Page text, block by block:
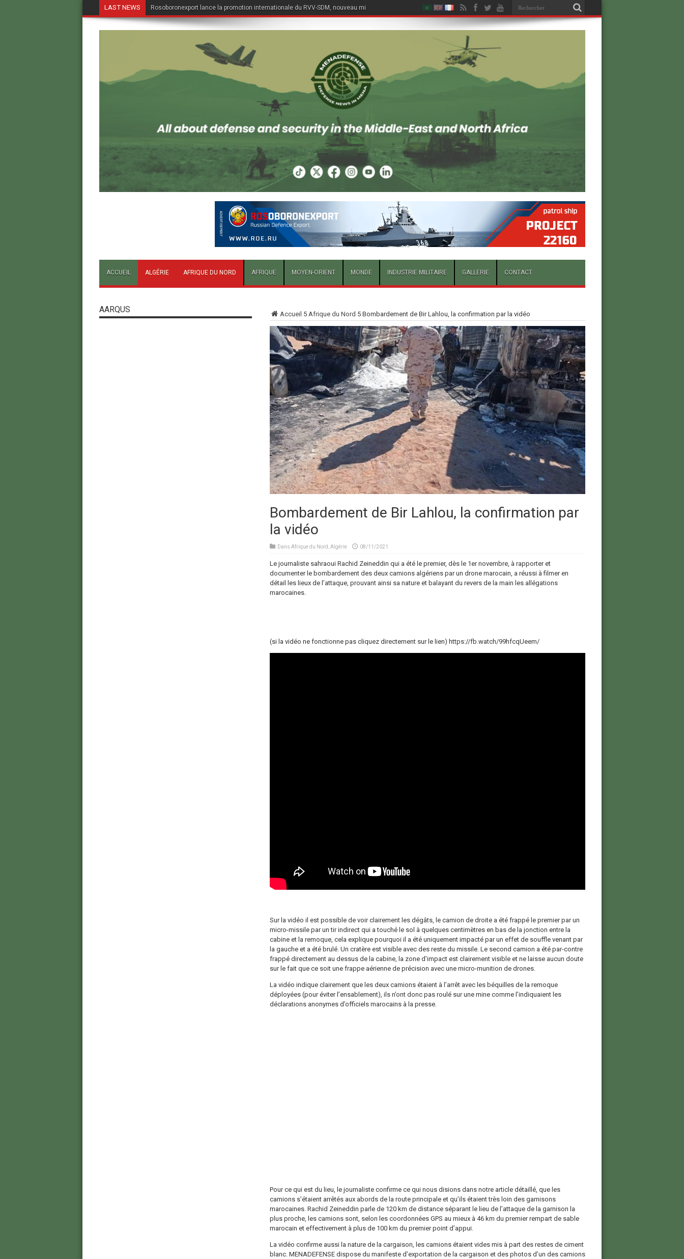
LAST NEWS Rosoboronexport lance la promotion internationale du RVV-SDM, nouveau missile air-air du Su-57E
ACCUEIL ALGÉRIE AFRIQUE DU NORD AFRIQUE MOYEN-ORIENT MONDE INDUSTRIE MILITAIRE GALLERIE CONTACT
Accueil 5 Afrique du Nord 5 Bombardement de Bir Lahlou, la confirmation par la vidéo
Bombardement de Bir Lahlou, la confirmation par
la vidéo
Dans Afrique du Nord Algérie 08/11/2021
Le journaliste sahraoui Rachid Zeineddin qui a été le premier, dès le 1er novembre, à rapporter et
documenter le bombardement des deux camions algériens par un drone marocain, a réussi à filmer en
détail les lieux de l’attaque, prouvant ainsi sa nature et balayant du revers de la main les allégations
marocaines.
(si la vidéo ne fonctionne pas cliquez directement sur le lien) https://fb.watch/99hfcqUeem/
Sur la vidéo il est possible de voir clairement les dégâts, le camion de droite a été frappé le premier par un
micro-missile par un tir indirect qui a touché le sol à quelques centimètres en bas de la jonction entre la
cabine et la remoque, cela explique pourquoi il a été uniquement impacté par un effet de souffle venant par
la gauche et a été brulé. Un cratère est visible avec des reste du missile. Le second camion a été par-contre
frappé directement au dessus de la cabine, la zone d’impact est clairement visible et ne laisse aucun doute
sur le fait que ce soit une frappe aérienne de précision avec une micro-munition de drones.
La vidéo indique clairement que les deux camions étaient à l’arrêt avec les béquilles de la remoque
déployées (pour éviter l’ensablement), ils n’ont donc pas roulé sur une mine comme l’indiquaient les
déclarations anonymes d’officiels marocains à la presse.
Pour ce qui est du lieu, le journaliste confirme ce qui nous disions dans notre article détaillé, que les
camions s’étaient arrêtés aux abords de la route principale et qu’ils étaient très loin des garnisons
marocaines. Rachid Zeineddin parle de 120 km de distance séparant le lieu de l’attaque de la garnison la
plus proche, les camions sont, selon les coordonnées GPS au mieux à 46 km du premier rempart de sable
marocain et effectivement à plus de 100 km du premier point d’appui.
La vidéo confirme aussi la nature de la cargaison, les camions étaient vides mis à part des restes de ciment
blanc. MENADEFENSE dispose du manifeste d’exportation de la cargaison et des photos d’un des camions
AARQUS